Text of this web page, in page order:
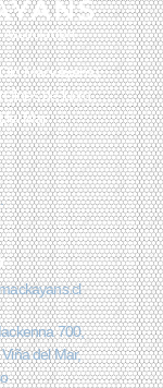
Mackayans)
fines de lucro,
Mar
700,
del Mar,